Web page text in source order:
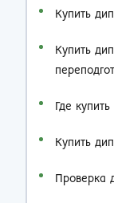
Купить
Купить
Где
Купить
Проверка